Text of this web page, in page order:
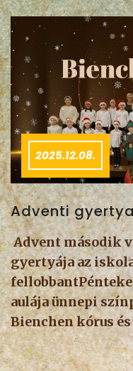
2025.12.08.
Adventi
Advent második
gyertyája az
aulája ünnepi
Bienchen kórus